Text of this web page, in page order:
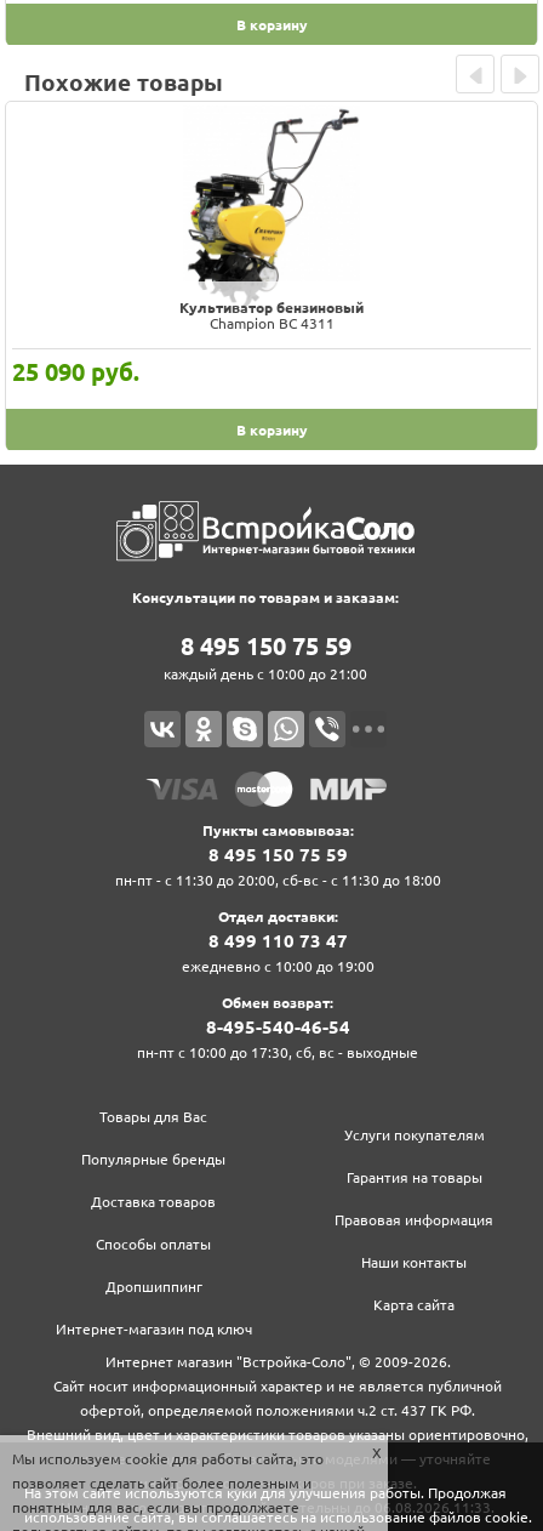
В корзину
Похожие товары
Культиватор бензиновый
Champion ВC 4311
25 090 руб.
В корзину
Prev Next
Консультации по товарам и заказам:
8‍ 4‍9‍5‍ 1‍5‍0‍ 7‍5‍ 5‍9‍
каждый день с 10:00 до 21:00
Пункты самовывоза:
8‍ 4‍9‍5‍ 1‍5‍0‍ 7‍5‍ 5‍9‍
пн-пт - с 11:30 до 20:00, сб-вс - с 11:30 до 18:00
Отдел доставки:
8‍ 4‍9‍9‍ 1‍1‍0‍ 7‍3‍ 4‍7‍
ежедневно с 10:00 до 19:00
Обмен возврат:
8‍-4‍9‍5‍-5‍4‍0‍-4‍6‍-5‍4‍
пн-пт с 10:00 до 17:30, сб, вс - выходные
Товары для Вас
Популярные бренды
Доставка товаров
Способы оплаты
Дропшиппинг
Интернет-магазин под ключ
Услуги покупателям
Гарантия на товары
Правовая информация
Наши контакты
Карта сайта
Интернет магазин "Встройка-Соло", © 2009-2026.
Сайт носит информационный характер и не является публичной
офертой, определяемой положениями ч.2 ст. 437 ГК РФ.
Внешний вид, цвет и характеристики товаров указаны ориентировочно,
могут не совпадать с обновленными моделями — уточняйте
информацию у менеджеров при заказе.
Цены и условия доставки действительны до 06.08.2026 11:33.
На этом сайте используются куки для улучшения работы. Продолжая
использование сайта, вы соглашаетесь на использование файлов cookie.
Мы используем cookie для работы сайта, это
позволяет сделать сайт более полезным и
понятным для вас, если вы продолжаете